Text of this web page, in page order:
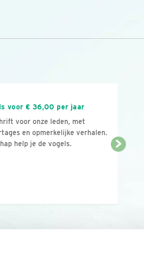
voor € 36,00 per jaar
voor onze leden, met
en opmerkelijke verhalen.
help je de vogels.